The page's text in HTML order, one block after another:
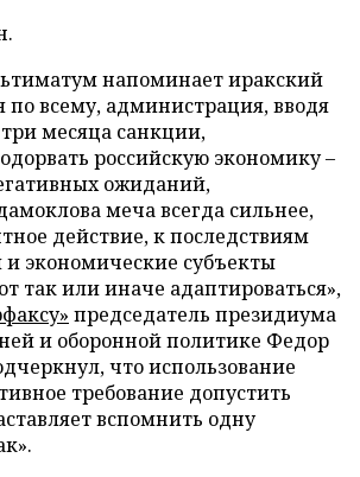
напоминает иракский
по всему, администрация, вводя
месяца санкции,
российскую экономику –
ожиданий,
меча всегда сильнее,
действие, к последствиям
и экономические субъекты
так или иначе адаптироваться»,
председатель президиума
и оборонной политике Федор
что использование
требование допустить
вспомнить одну